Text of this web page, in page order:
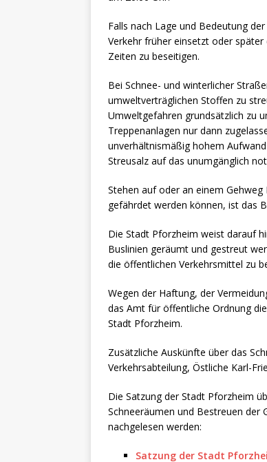
Falls nach Lage und Bedeutung
Verkehr früher einsetzt oder
Zeiten zu beseitigen.
Bei Schnee- und winterlicher
umweltverträglichen Stoffen zu
Umweltgefahren grundsätzlich zu
Treppenanlagen nur dann
unverhältnismäßig hohem
Streusalz auf das unumgänglich
Stehen auf oder an einem
gefährdet werden können, ist das
Die Stadt Pforzheim weist darauf
Buslinien geräumt und gestreut
die öffentlichen Verkehrsmittel zu
Wegen der Haftung, der
das Amt für öffentliche Ordnung
Stadt Pforzheim.
Zusätzliche Auskünfte über das
Verkehrsabteilung, Östliche Karl-
Die Satzung der Stadt Pforzheim
Schneeräumen und Bestreuen der
nachgelesen werden:
Satzung der Stadt